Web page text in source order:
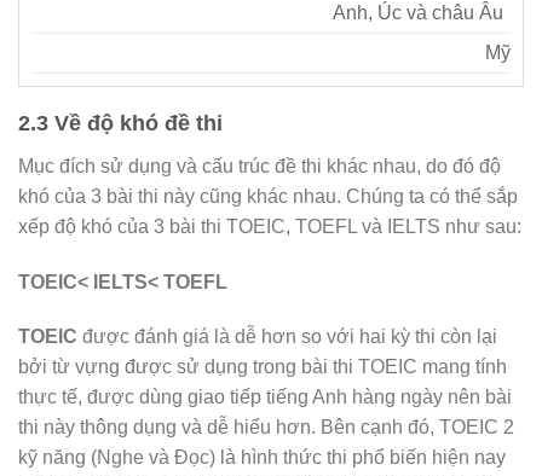
Anh, Úc và châu Âu
Mỹ
2.3 Về độ khó đề thi
Mục đích sử dụng và cấu trúc đề thi khác nhau, do đó độ
khó của 3 bài thi này cũng khác nhau. Chúng ta có thể sắp
xếp độ khó của 3 bài thi TOEIC, TOEFL và IELTS như sau:
TOEIC< IELTS< TOEFL
TOEIC được đánh giá là dễ hơn so với hai kỳ thi còn lại
bởi từ vựng được sử dụng trong bài thi TOEIC mang tính
thực tế, được dùng giao tiếp tiếng Anh hàng ngày nên bài
thi này thông dụng và dễ hiểu hơn. Bên cạnh đó, TOEIC 2
kỹ năng (Nghe và Đọc) là hình thức thi phổ biến hiện nay